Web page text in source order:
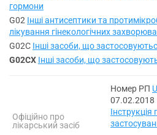
гормони
G02 Інші антисептики та
лікування гінекологічних
G02C Інші засоби, що
G02CX Інші засоби, що
Офіційно про
лікарський засіб
Номер РП
07.02.2018